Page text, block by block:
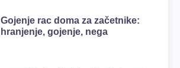
Gojenje rac doma za začetnike:
hranjenje, gojenje, nega